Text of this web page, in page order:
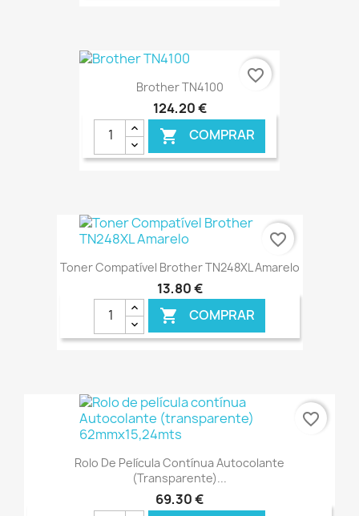
€ ONLINE
Brother TN4100
124,20 €
 COMPRAR
€ ONLINE
favorite_border
Toner Compatível Brother TN248XL Amarelo
13,80 €
 COMPRAR
favorite_border
Rolo De Película Contínua Autocolante
(transparente)...
69,30 €
favorite_border